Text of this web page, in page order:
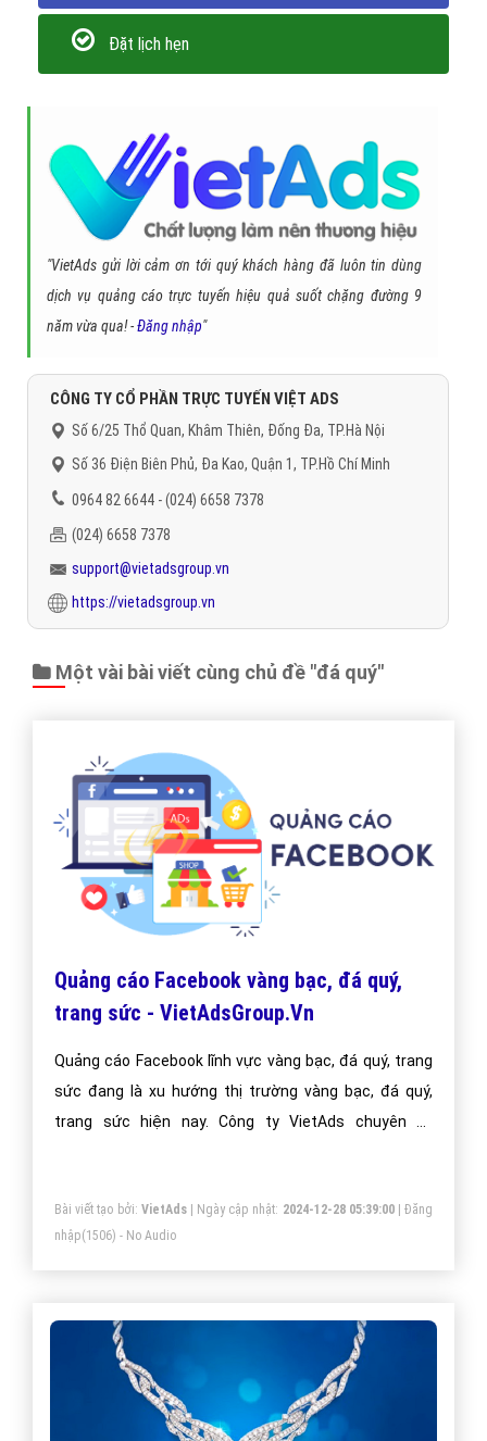
Đặt lịch hẹn
"VietAds gửi lời cảm ơn tới quý khách hàng đã luôn tin dùng
dịch vụ quảng cáo trực tuyến hiệu quả suốt chặng đường 9
năm vừa qua! -Đăng nhập"
CÔNG TY CỔ PHẦN TRỰC TUYẾN VIỆT ADS
Số 6/25 Thổ Quan, Khâm Thiên, Đống Đa, TP.Hà Nội
Số 36 Điện Biên Phủ, Đa Kao, Quận 1, TP.Hồ Chí Minh
0964 82 6644 - (024) 6658 7378
(024) 6658 7378
support@vietadsgroup.vn
https://vietadsgroup.vn
Một vài bài viết cùng chủ đề "đá quý"
Quảng cáo Facebook vàng bạc, đá quý,
trang sức - VietAdsGroup.Vn
Quảng cáo Facebook lĩnh vực vàng bạc, đá quý, trang
sức đang là xu hướng thị trường vàng bạc, đá quý,
trang sức hiện nay. Công ty VietAds chuyên về
cận khách hàng vàng bạc, đá quý, trang sức một cách
nhanh hiệu quả.
Bài viết tạo bởi: VietAds| Ngày cập nhật: 2024-12-28 05:39:00|Đăng
nhập(1506) - No Audio